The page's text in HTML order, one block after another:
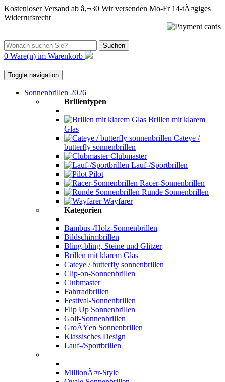
Kostenloser Versand ab â‚¬30 Wir versenden Mo-Fr 14-tÃ¤giges
Widerrufsrecht
Suchen
0 Ware(n) im Warenkorb
Toggle navigation
Sonnenbrillen 2026
Brillentypen
Brillen mit klarem
Glas
Cateye /
butterfly sonnenbrillen
Clubmaster
Lauf-/Sportbrillen
Pilot
Racer-Sonnenbrillen
Runde Sonnenbrillen
Wayfarer
Kategorien
Bambus-/Holz-Sonnenbrillen
Bildschirmbrillen
Bling-bling, Steine und Glitzer
Brillen mit klarem Glas
Cateye / butterfly sonnenbrillen
Clip-on-Sonnenbrillen
Clubmaster
Fahrradbrillen
Festival-Sonnenbrillen
Flip Up Sonnenbrillen
Golf-Sonnenbrillen
GroÃŸen Sonnenbrillen
Klassisches Design
Lauf-/Sportbrillen
MillionÃ¤r-Style